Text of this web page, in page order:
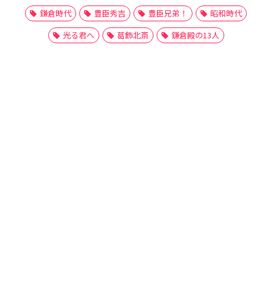
鎌倉時代
豊臣秀吉 豊臣兄弟！
昭和時代
光る君へ
葛飾北斎 鎌倉殿の13人